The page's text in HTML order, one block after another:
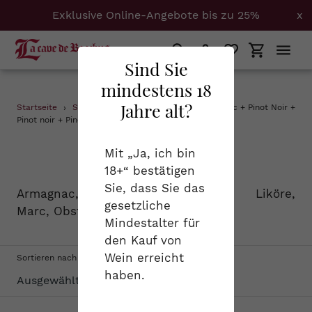
Sind Sie
mindestens 18
Jahre alt?
Mit „Ja, ich bin
18+“ bestätigen
Sie, dass Sie das
gesetzliche
Mindestalter für
den Kauf von
Wein erreicht
haben.
Direkt
zum
Exklusive Online-Angebote bis zu 25% x
Einloggen
Startseite › Spirituosen ›
0.35 + Calvados + Cognac + Pinot Noir +
Pinot noir + Pinot-Noir
S
a
m
m
l
u
Spirituosen
Armagnac, Cognac, Calvados, Liköre,
Marc, Obstbrand...
Sortieren nach